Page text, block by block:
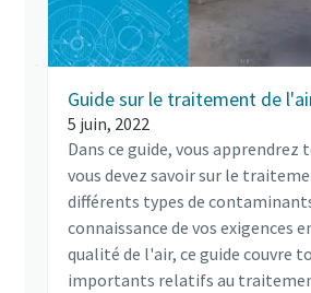
Guide sur le traitement de
5 juin, 2022
Dans ce guide, vous apprendrez
vous devez savoir sur le
différents types de
connaissance de vos exigences
qualité de l'air, ce guide couvre
importants relatifs au